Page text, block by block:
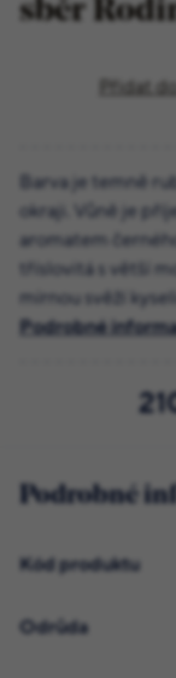
sběr
Přidat
Barva je temně
okraji. Vůně je
aromatem
tříslovitá s větší
mírnou svěží
Podrobné
Podrobné
Kód produktu
Odrůda